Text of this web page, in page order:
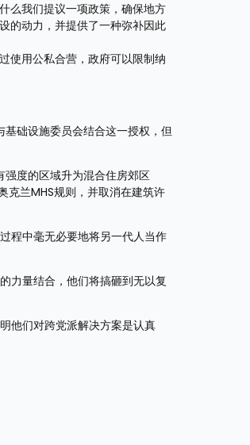
么我们提议一项政策，确保地方
的动力，并提供了一种弥补因此
使用公私合营，政府可以限制纳
础设施委员会结合这一授权，但
强度的区域升为混合住房郊区
克兰MHS规则，并取消在建筑许
程中毫无必要地将另一代人当作
力量结合，他们将搞砸到无以复
他们对跨党派解决方案是认真